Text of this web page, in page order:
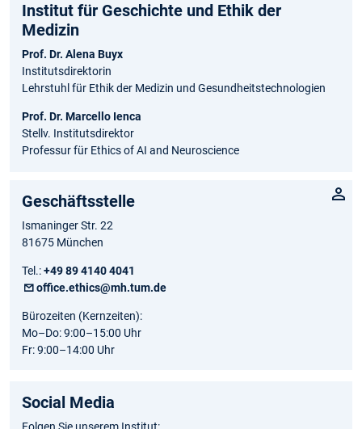
Institut für Geschichte­ und Ethik der
Medizin
Prof. Dr. Alena Buyx
Institutsdirektorin
Lehrstuhl für Ethik der Medizin und Gesundheitstechnologien
Prof. Dr. Marcello Ienca
Stellv. Institutsdirektor
Professur für Ethics of AI and Neuroscience
Geschäftsstelle
Ismaninger Str. 22
81675 München
Tel.:+49 89 4140 4041
office.ethics@mh.tum.de
Bürozeiten (Kernzeiten):
Mo–Do: 9:00–15:00 Uhr
Fr: 9:00–14:00 Uhr
Social Media